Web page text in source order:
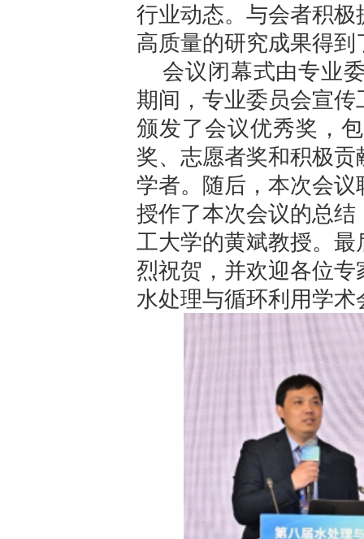
行业动态。与会者积
高质量的研究成果得到
会议闭幕式由专业
期间，专业委员会宣
颁发了会议优秀奖，
奖、志愿者奖和积极
学者。随后，本次会
授作了本次会议的总
工大学的黄斌教授。
烈祝贺，并欢迎各位
水处理与循环利用学术